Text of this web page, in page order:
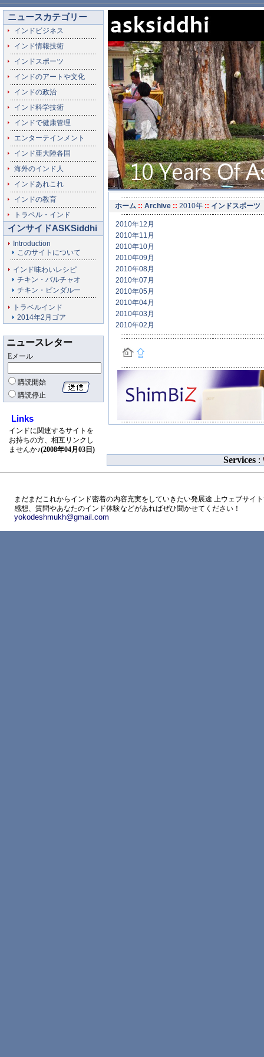
ニュースカテゴリー
インドビジネス
インド情報技術
インドスポーツ
インドのアートや文化
インドの政治
インド科学技術
インドで健康管理
エンターテインメント
インド亜大陸各国
海外のインド人
インドあれこれ
インドの教育
トラベル・インド
インサイドASKSiddhi
Introduction
このサイトについて
インド味わいレシピ
チキン・バルチャオ
チキン・ビンダルー
トラベルインド
2014年2月ゴア
ニュースレター
Eメール
購読開始
購読停止
Links
インドに関連するサイトを
お持ちの方、相互リンクし
ませんか♪(2008年04月03日)
ホーム :: Archive :: 2010年 :: インドスポーツ
2010年12月
2010年11月
2010年10月
2010年09月
2010年08月
2010年07月
2010年05月
2010年04月
2010年03月
2010年02月
Services :
まだまだこれからインド密着の内容充実をしていきたい発展途 上ウェブサイ
感想、質問やあなたのインド体験などがあればぜひ聞かせてください！
yokodeshmukh@gmail.com